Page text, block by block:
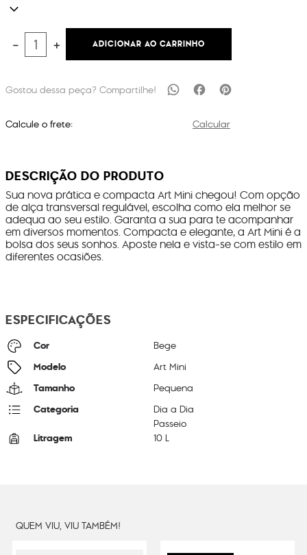
＋
－ ADICIONAR AO CARRINHO
Calcule o frete: Calcular
DESCRIÇÃO DO PRODUTO
Sua nova prática e compacta Art Mini chegou! Com opção
de alça transversal regulável, escolha como ela melhor se
adequa ao seu estilo. Garanta a sua para te acompanhar
em diversos momentos. Compacta e elegante, a Art Mini é a
bolsa dos seus sonhos. Aposte nela e vista-se com estilo em
diferentes ocasiões.
ESPECIFICAÇÕES
Cor Bege
Modelo Art Mini
Tamanho Pequena
Categoria
Dia a Dia
Passeio
Litragem 10 L
QUEM VIU, VIU TAMBÉM!